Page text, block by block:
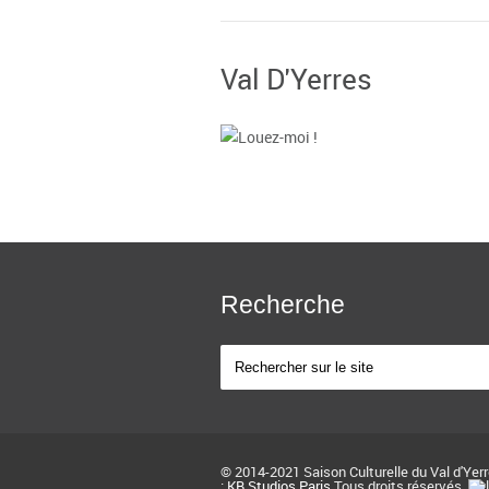
Val D'Yerres
5 espaces - jusqu'à 950 places
Recherche
© 2014-2021 Saison Culturelle du Val